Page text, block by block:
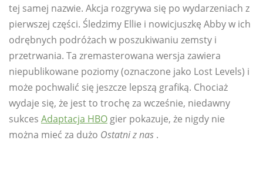
tej samej nazwie. Akcja rozgrywa się po wydarzeniach z
pierwszej części. Śledzimy Ellie i nowicjuszkę Abby w ich
odrębnych podróżach w poszukiwaniu zemsty i
przetrwania. Ta zremasterowana wersja zawiera
niepublikowane poziomy (oznaczone jako Lost Levels) i
może pochwalić się jeszcze lepszą grafiką. Chociaż
wydaje się, że jest to trochę za wcześnie, niedawny
sukces Adaptacja HBO gier pokazuje, że nigdy nie
można mieć za dużo Ostatni z nas .